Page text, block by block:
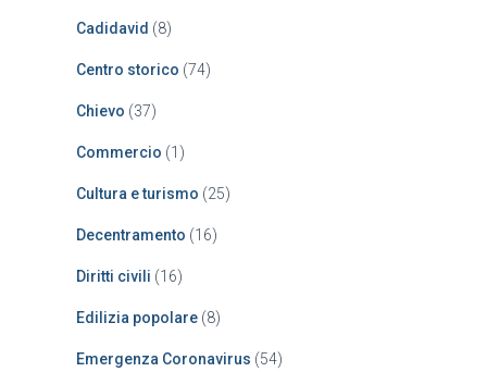
Cadidavid (8)
Centro storico (74)
Chievo (37)
Commercio (1)
Cultura e turismo (25)
Decentramento (16)
Diritti civili (16)
Edilizia popolare (8)
Emergenza Coronavirus (54)